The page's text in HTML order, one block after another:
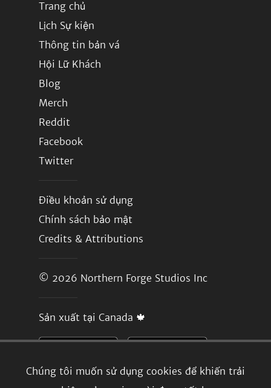
Chúng tôi muốn sử dụng cookies để khiến trải
Trang chủ
Lịch Sự kiện
Thông tin bản vá
Hội Lữ Khách
Blog
Merch
Reddit
Facebook
Twitter
Điều khoản sử dụng
Chính sách bảo mật
Credits & Attributions
© 2026 Northern Forge Studios Inc
Sản xuất tại Canada 🍁